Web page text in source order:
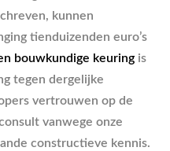
kunnen
tienduizenden euro’s
bouwkundige keuring is
tegen dergelijke
vertrouwen op de
vanwege onze
constructieve kennis.